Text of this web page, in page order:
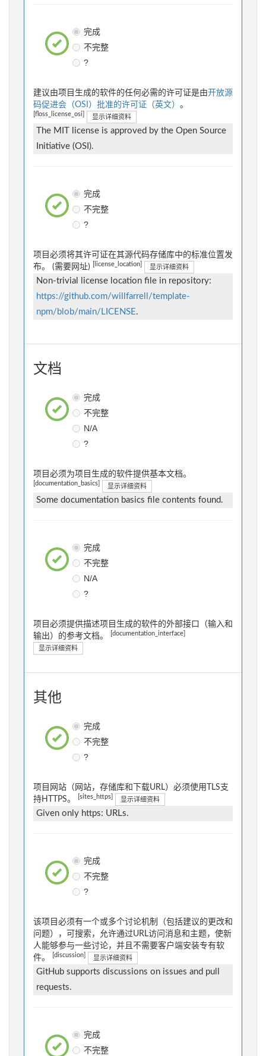
完成
不完整
?
建议由项目生成的软件的任何必需的许可证是由开放源
码促进会（OSI）批准的许可证（英文） 。
[floss_license_osi] 显示详细资料
The MIT license is approved by the Open Source
Initiative (OSI).
完成
不完整
?
项目必须将其许可证在其源代码存储库中的标准位置发
布。 (需要网址)
[license_location] 显示详细资料
Non-trivial license location file in repository:
https://github.com/willfarrell/template-
npm/blob/main/LICENSE.
文档
完成
不完整
N/A
?
项目必须为项目生成的软件提供基本文档。
[documentation_basics] 显示详细资料
Some documentation basics file contents found.
完成
不完整
N/A
?
项目必须提供描述项目生成的软件的外部接口（输入和
输出）的参考文档。
[documentation_interface]
显示详细资料
其他
完成
不完整
?
项目网站（网站，存储库和下载URL）必须使用TLS支
持HTTPS。
[sites_https] 显示详细资料
Given only https: URLs.
完成
不完整
?
该项目必须有一个或多个讨论机制（包括建议的更改和
问题），可搜索，允许通过URL访问消息和主题，使新
人能够参与一些讨论，并且不需要客户端安装专有软
件。
[discussion] 显示详细资料
GitHub supports discussions on issues and pull
requests.
完成
不完整